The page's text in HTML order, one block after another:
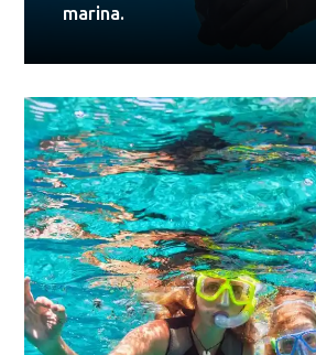
marina.